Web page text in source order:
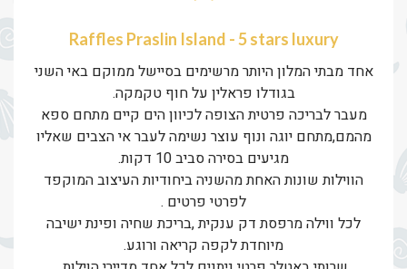
Raffles Praslin Island - 5 stars luxury
אחד מבתי המלון היותר מרשימים בסיישל ממוקם באי השני
בגודלו פראלין על חוף טקמקה.
מעבר לבריכה פרטית הצופה לכיוון הים קיים מתחם ספא
מהמם,מתחם יוגה ונוף עוצר נשימה לעבר אי הצבים שאליו
מגיעים בסירה סביב 10 דקות.
הווילות שונות האחת מהשניה ביחודיות העיצוב המוקפד
לפרטי פרטים .
לכל ווילה מרפסת דק ענקית ,בריכת שחיה ופינת ישיבה
מיוחדת לקפה קריאה ורוגע.